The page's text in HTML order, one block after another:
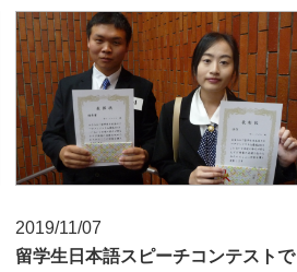
2019/11/07
留学生日本語スピーチコンテストで